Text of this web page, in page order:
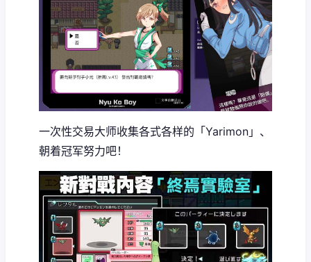
一次性交易大师收集各式各样的「Yarimon」、
朝着冠军努力吧！